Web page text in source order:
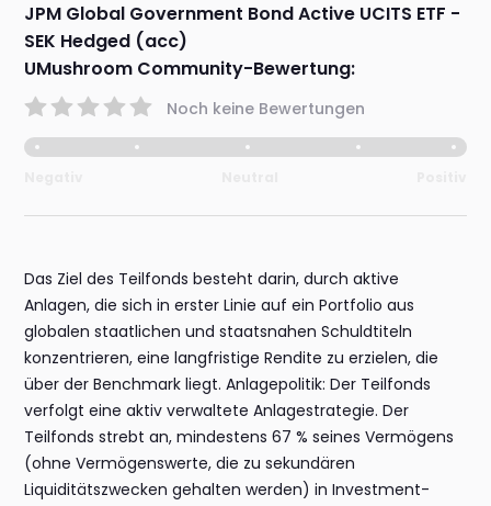
JPM Global Government Bond Active UCITS ETF -
SEK Hedged (acc)
UMushroom Community-Bewertung:
Noch keine Bewertungen
Das Ziel des Teilfonds besteht darin, durch aktive
Anlagen, die sich in erster Linie auf ein Portfolio aus
globalen staatlichen und staatsnahen Schuldtiteln
konzentrieren, eine langfristige Rendite zu erzielen, die
über der Benchmark liegt. Anlagepolitik: Der Teilfonds
verfolgt eine aktiv verwaltete Anlagestrategie. Der
Teilfonds strebt an, mindestens 67 % seines Vermögens
(ohne Vermögenswerte, die zu sekundären
Liquiditätszwecken gehalten werden) in Investment-